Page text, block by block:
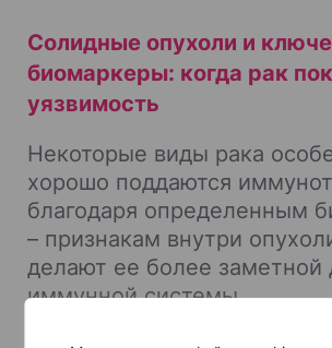
Солидные опухоли и
биомаркеры: когда рак
уязвимость
Некоторые виды рака
хорошо поддаются
благодаря определенным
– признакам внутри
делают ее более заметной
иммунной системы.